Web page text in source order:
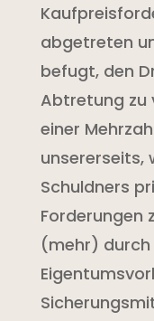
abgetreten
befugt, den
Abtretung zu
einer
unsererseits,
Schuldners
Forderungen
(mehr) durch